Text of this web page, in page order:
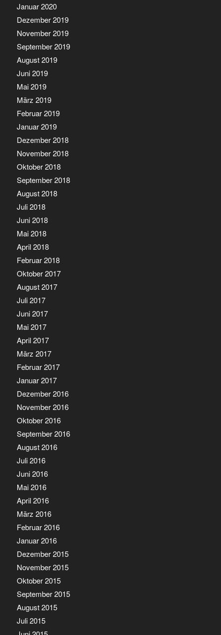
Januar 2020
Dezember 2019
November 2019
September 2019
August 2019
Juni 2019
Mai 2019
März 2019
Februar 2019
Januar 2019
Dezember 2018
November 2018
Oktober 2018
September 2018
August 2018
Juli 2018
Juni 2018
Mai 2018
April 2018
Februar 2018
Oktober 2017
August 2017
Juli 2017
Juni 2017
Mai 2017
April 2017
März 2017
Februar 2017
Januar 2017
Dezember 2016
November 2016
Oktober 2016
September 2016
August 2016
Juli 2016
Juni 2016
Mai 2016
April 2016
März 2016
Februar 2016
Januar 2016
Dezember 2015
November 2015
Oktober 2015
September 2015
August 2015
Juli 2015